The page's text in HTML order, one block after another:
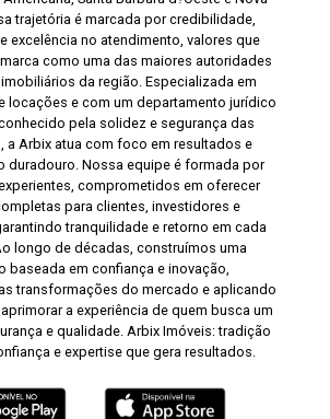
trajetória é marcada por credibilidade,
excelência no atendimento, valores que
como uma das maiores autoridades
da região. Especializada em
locações e com um departamento jurídico
pela solidez e segurança das
a Arbix atua com foco em resultados e
duradouro. Nossa equipe é formada por
comprometidos em oferecer
para clientes, investidores e
tranquilidade e retorno em cada
longo de décadas, construímos uma
baseada em confiança e inovação,
transformações do mercado e aplicando
a experiência de quem busca um
e qualidade. Arbix Imóveis: tradição
e expertise que gera resultados.